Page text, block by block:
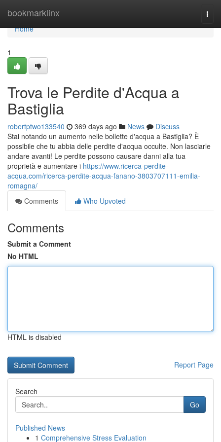
bookmarklinx
Home
Home
1
Trova le Perdite d'Acqua a
Bastiglia
robertptwo133540 369 days ago News
Discuss
Stai notando un aumento nelle bollette d'acqua a Bastiglia? È
possibile che tu abbia delle perdite d'acqua occulte. Non lasciarle
andare avanti! Le perdite possono causare danni alla tua
proprietà e aumentare i https://www.ricerca-perdite-
acqua.com/ricerca-perdite-acqua-fanano-3803707111-emilia-
romagna/
Comments
Who Upvoted
Comments
Submit a Comment
No HTML
HTML is disabled
Report Page
Search
Go
Published News
1 Comprehensive Stress Evaluation